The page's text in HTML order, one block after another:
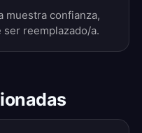
muestra confianza,
reemplazado/a.